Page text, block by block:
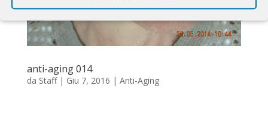
anti-aging 014
da Staff| Giu 7, 2016 | Anti-Aging